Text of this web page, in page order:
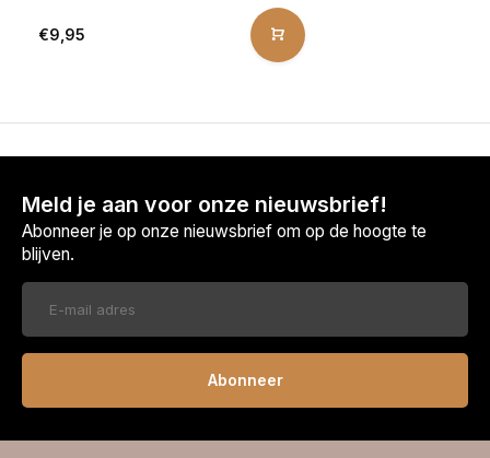
€9,95
Meld je aan voor onze nieuwsbrief!
Abonneer je op onze nieuwsbrief om op de hoogte te
blijven.
Abonneer